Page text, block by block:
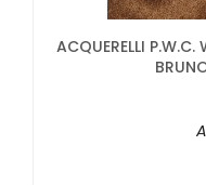
ACQUERELLI